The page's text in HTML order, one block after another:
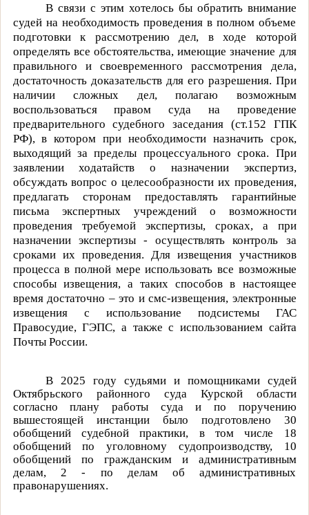
В связи с этим хотелось бы обратить внимание
судей на необходимость проведения в полном объеме
подготовки к рассмотрению дел, в ходе которой
определять все обстоятельства, имеющие значение для
правильного и своевременного рассмотрения дела,
достаточность доказательств для его разрешения. При
наличии сложных дел, полагаю возможным
воспользоваться правом суда на проведение
предварительного судебного заседания (ст.152 ГПК
РФ), в котором при необходимости назначить срок,
выходящий за пределы процессуального срока. При
заявлении ходатайств о назначении экспертиз,
обсуждать вопрос о целесообразности их проведения,
предлагать сторонам предоставлять гарантийные
письма экспертных учреждений о возможности
проведения требуемой экспертизы, сроках, а при
назначении экспертизы - осуществлять контроль за
сроками их проведения. Для извещения участников
процесса в полной мере использовать все возможные
способы извещения, а таких способов в настоящее
время достаточно – это и смс-извещения, электронные
извещения с использование подсистемы ГАС
Правосудие, ГЭПС, а также с использованием сайта
Почты России.
В 2025 году судьями и помощниками судей
Октябрьского районного суда Курской области
согласно плану работы суда и по поручению
вышестоящей инстанции было подготовлено 30
обобщений судебной практики, в том числе 18
обобщений по уголовному судопроизводству, 10
обобщений по гражданским и административным
делам, 2 - по делам об административных
правонарушениях.